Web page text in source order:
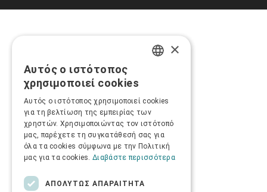
×
Αυτός ο ιστότοπος
χρησιμοποιεί cookies
Αυτός ο ιστότοπος χρησιμοποιεί cookies
για τη βελτίωση της εμπειρίας των
χρηστών. Χρησιμοποιώντας τον ιστότοπό
μας, παρέχετε τη συγκατάθεσή σας για
όλα τα cookies σύμφωνα με την Πολιτική
μας για τα cookies. Διαβάστε περισσότερα
ΑΠΟΛΎΤΩΣ ΑΠΑΡΑΊΤΗΤΑ